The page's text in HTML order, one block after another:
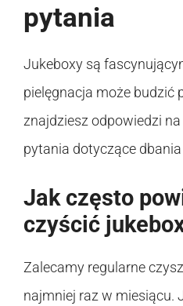
pytania
Jukeboxy są
pielęgnacja może budzić
znajdziesz odpowiedzi
pytania dotyczące
Jak często
czyścić
Zalecamy regularne
najmniej raz w miesiącu.